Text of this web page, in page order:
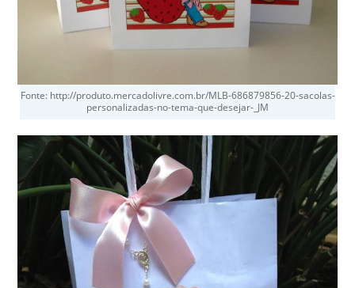
Fonte: http://produto.mercadolivre.com.br/MLB-686879856-20-sacolas-
personalizadas-no-tema-que-desejar-_JM